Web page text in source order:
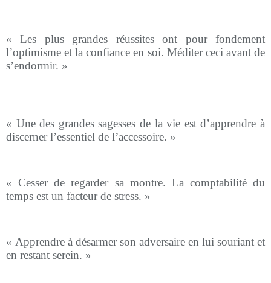
« Les plus grandes réussites ont pour fondement
l’optimisme et la confiance en soi. Méditer ceci avant de
s’endormir. »
« Une des grandes sagesses de la vie est d’apprendre à
discerner l’essentiel de l’accessoire. »
« Cesser de regarder sa montre. La comptabilité du
temps est un facteur de stress. »
« Apprendre à désarmer son adversaire en lui souriant et
en restant serein. »